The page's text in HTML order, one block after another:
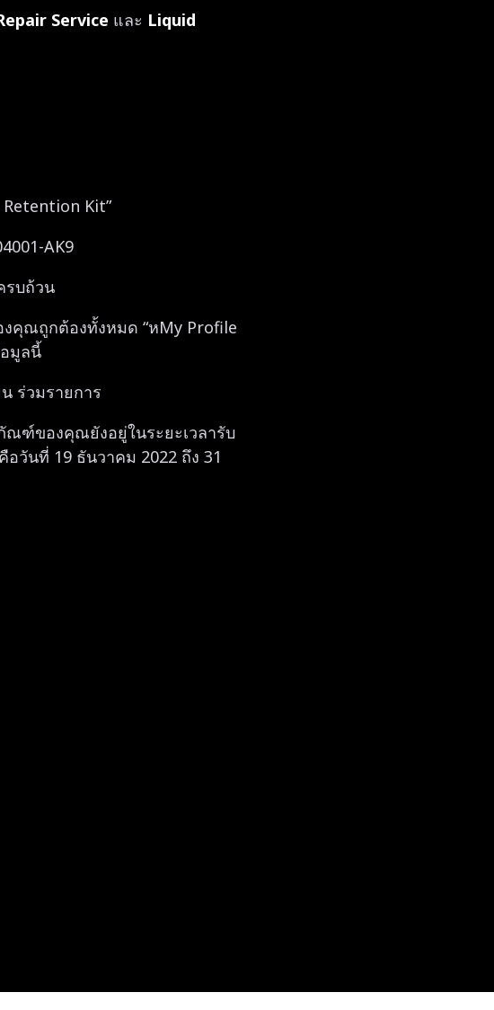
Service และ Liquid
Kit”
AK9
รบถ้วน
คุณถูกต้องทั้งหมด “หMy Profile
มูลนี้
ร่วมรายการ
ณฑ์ของคุณยังอยู่ในระยะเวลารับ
วันที่ 19 ธันวาคม 2022 ถึง 31